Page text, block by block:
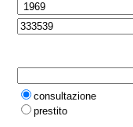
consultazione
prestito